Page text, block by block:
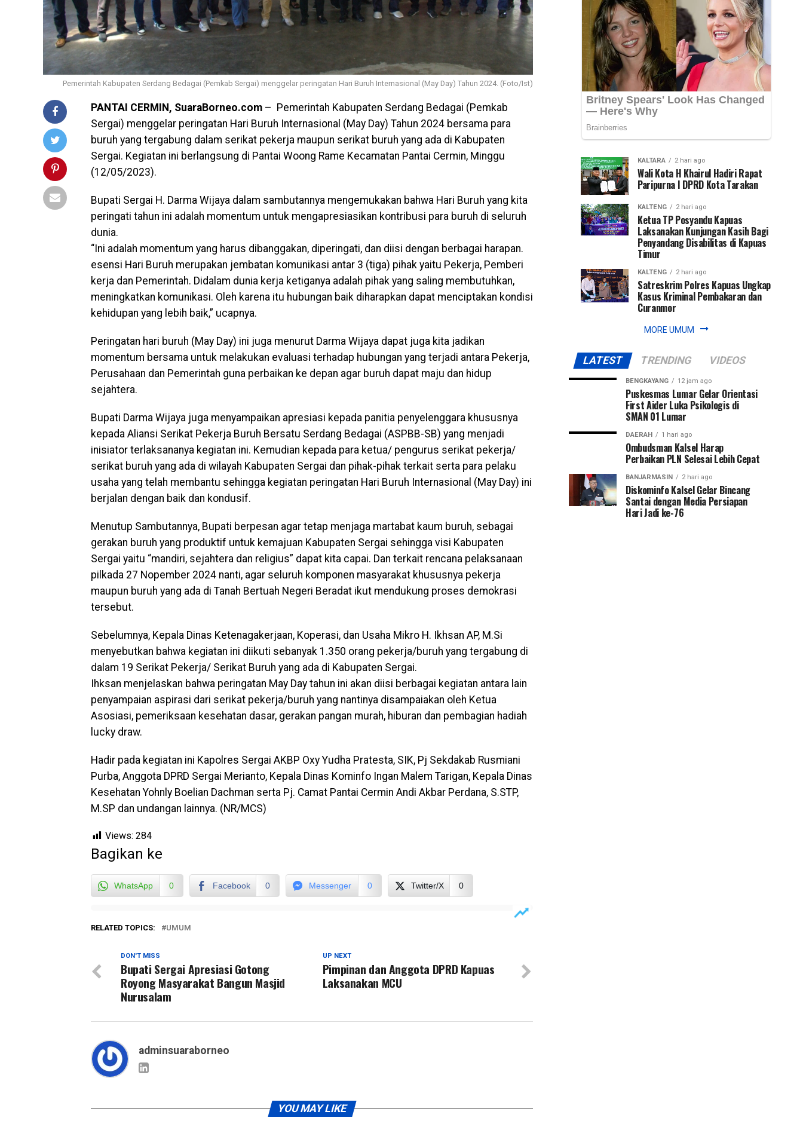
Pemerintah Kabupaten Serdang Bedagai (Pemkab Sergai) menggelar peringatan Hari Buruh Internasional (May Day) Tahun 2024. (Foto/Ist)
PANTAI CERMIN, SuaraBorneo.com – Pemerintah Kabupaten Serdang Bedagai (Pemkab
Sergai) menggelar peringatan Hari Buruh Internasional (May Day) Tahun 2024 bersama para
buruh yang tergabung dalam serikat pekerja maupun serikat buruh yang ada di Kabupaten
Sergai. Kegiatan ini berlangsung di Pantai Woong Rame Kecamatan Pantai Cermin, Minggu
(12/05/2023).
Bupati Sergai H. Darma Wijaya dalam sambutannya mengemukakan bahwa Hari Buruh yang kita
peringati tahun ini adalah momentum untuk mengapresiasikan kontribusi para buruh di seluruh
dunia.
“Ini adalah momentum yang harus dibanggakan, diperingati, dan diisi dengan berbagai harapan.
esensi Hari Buruh merupakan jembatan komunikasi antar 3 (tiga) pihak yaitu Pekerja, Pemberi
kerja dan Pemerintah. Didalam dunia kerja ketiganya adalah pihak yang saling membutuhkan,
meningkatkan komunikasi. Oleh karena itu hubungan baik diharapkan dapat menciptakan kondisi
kehidupan yang lebih baik,” ucapnya.
Peringatan hari buruh (May Day) ini juga menurut Darma Wijaya dapat juga kita jadikan
momentum bersama untuk melakukan evaluasi terhadap hubungan yang terjadi antara Pekerja,
Perusahaan dan Pemerintah guna perbaikan ke depan agar buruh dapat maju dan hidup
sejahtera.
Bupati Darma Wijaya juga menyampaikan apresiasi kepada panitia penyelenggara khususnya
kepada Aliansi Serikat Pekerja Buruh Bersatu Serdang Bedagai (ASPBB-SB) yang menjadi
inisiator terlaksananya kegiatan ini. Kemudian kepada para ketua/ pengurus serikat pekerja/
serikat buruh yang ada di wilayah Kabupaten Sergai dan pihak-pihak terkait serta para pelaku
usaha yang telah membantu sehingga kegiatan peringatan Hari Buruh Internasional (May Day) ini
berjalan dengan baik dan kondusif.
Menutup Sambutannya, Bupati berpesan agar tetap menjaga martabat kaum buruh, sebagai
gerakan buruh yang produktif untuk kemajuan Kabupaten Sergai sehingga visi Kabupaten
Sergai yaitu “mandiri, sejahtera dan religius” dapat kita capai. Dan terkait rencana pelaksanaan
pilkada 27 Nopember 2024 nanti, agar seluruh komponen masyarakat khususnya pekerja
maupun buruh yang ada di Tanah Bertuah Negeri Beradat ikut mendukung proses demokrasi
tersebut.
Sebelumnya, Kepala Dinas Ketenagakerjaan, Koperasi, dan Usaha Mikro H. Ikhsan AP, M.Si
menyebutkan bahwa kegiatan ini diikuti sebanyak 1.350 orang pekerja/buruh yang tergabung di
dalam 19 Serikat Pekerja/ Serikat Buruh yang ada di Kabupaten Sergai.
Ihksan menjelaskan bahwa peringatan May Day tahun ini akan diisi berbagai kegiatan antara lain
penyampaian aspirasi dari serikat pekerja/buruh yang nantinya disampaiakan oleh Ketua
Asosiasi, pemeriksaan kesehatan dasar, gerakan pangan murah, hiburan dan pembagian hadiah
lucky draw.
Hadir pada kegiatan ini Kapolres Sergai AKBP Oxy Yudha Pratesta, SIK, Pj Sekdakab Rusmiani
Purba, Anggota DPRD Sergai Merianto, Kepala Dinas Kominfo Ingan Malem Tarigan, Kepala Dinas
Kesehatan Yohnly Boelian Dachman serta Pj. Camat Pantai Cermin Andi Akbar Perdana, S.STP,
M.SP dan undangan lainnya. (NR/MCS)
Views: 284
Bagikan ke
WhatsApp 0 Facebook 0 Messenger 0 Twitter/X 0
RELATED TOPICS: UMUM
UP NEXT
Pimpinan dan Anggota DPRD Kapuas
Laksanakan MCU
DON'T MISS
Bupati Sergai Apresiasi Gotong
Royong Masyarakat Bangun Masjid
Nurusalam
adminsuaraborneo
YOU MAY LIKE
Psikologis
SMAN
01
Lumar
(Penanganan
Pertama
Psikologis)
KALTARA 2 hari ago
Wali Kota H Khairul Hadiri Rapat
Paripurna I DPRD Kota Tarakan
KALTENG 2 hari ago
Ketua TP Posyandu Kapuas
Laksanakan Kunjungan Kasih Bagi
Penyandang Disabilitas di Kapuas
Timur
KALTENG 2 hari ago
Satreskrim Polres Kapuas Ungkap
Kasus Kriminal Pembakaran dan
Curanmor
MORE UMUM
LATEST TRENDING VIDEOS
BENGKAYANG 12 jam ago
Puskesmas Lumar Gelar Orientasi
First Aider Luka Psikologis di
SMAN 01 Lumar
DAERAH 1 hari ago
Ombudsman Kalsel Harap
Perbaikan PLN Selesai Lebih Cepat
BANJARMASIN 2 hari ago
Diskominfo Kalsel Gelar Bincang
Santai dengan Media Persiapan
Hari Jadi ke-76